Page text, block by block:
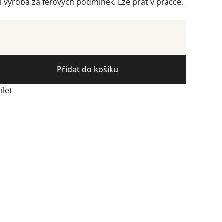
Přidat do košíku